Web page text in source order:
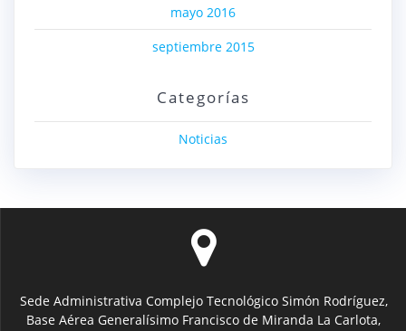
mayo 2016
septiembre 2015
Categorías
Noticias
Sede Administrativa Complejo Tecnológico Simón Rodríguez,
Base Aérea Generalísimo Francisco de Miranda La Carlota,